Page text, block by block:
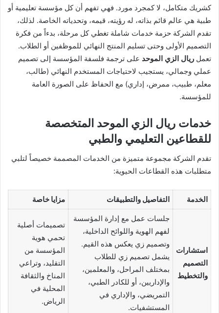
كشريك متكامل، لا كمجرد مورد. فهي تفهم أن كل مؤسسة تعليمية أو
طبية هي عالم قائم بذاته، له رؤيته، قيمه، وتحدياته الخاصة. لذلك،
تقدم الشركة حزمة خدمات شاملة تغطي كل مرحلة، بدءاً من فكرة
التصميم الأولى وحتى تسليم المنتج النهائي للموظفين أو الطلاب.
تعمل ريال الزي الموحد على ترجمة فلسفة المؤسسة إلى تصميم
عملي وجمالي، يستجيب لاحتياجات المستخدم النهائي (طالب،
معلم، طبيب، ممرض، إداري) مع الحفاظ على الصورة العامة
للمؤسسة.
خدمات ريال الزي الموحد المتخصصة
للقطاعين التعليمي والطبي
تقدم الشركة مجموعة متميزة من الخدمات المصممة خصيصاً لتلبي
متطلبات هذه القطاعات الحيوية:
الخدمة التفاصيل والتطبيقات مزايا خاصة
استشارات
التصميم
والتخطيط
جلسات عمل مع إدارة المؤسسة
لفهم الهوية واللوائح الداخلية،
وتصميم زي يعكس هذه القيم.
يشمل تصميم زي للطلاب
بمختلف المراحل، والمعلمين،
والإداريين، أو للكادر الطبي،
التمريضي، والإداري في
المستشفيات.
تصميمات أصلية
تحمي هوية
المؤسسة من
التقليد، وتراعي
المناخ والثقافة
المحلية في
الرياض.